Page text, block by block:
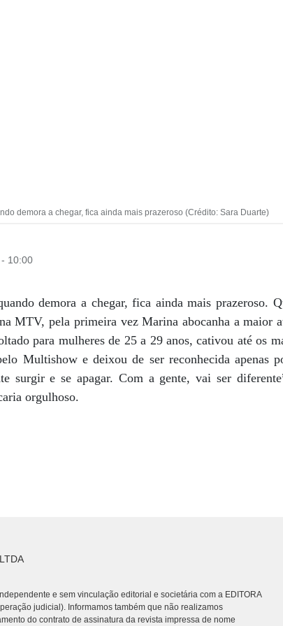
demora a chegar, fica ainda mais prazeroso (Crédito: Sara Duarte)
10:00
demora a chegar, fica ainda mais prazeroso.
MTV, pela primeira vez Marina abocanha a maior
para mulheres de 25 a 29 anos, cativou até os
Multishow e deixou de ser reconhecida apenas
surgir e se apagar. Com a gente, vai ser
orgulhoso.
e sem vinculação editorial e societária com a EDITORA
judicial). Informamos também que não realizamos
do contrato de assinatura da revista impressa de nome